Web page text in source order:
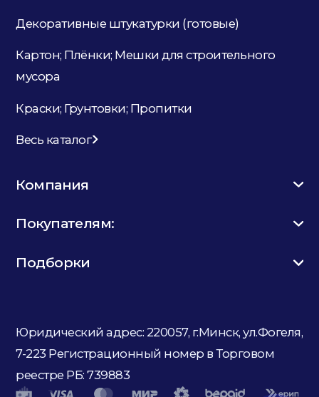
Декоративные штукатурки (готовые)
Картон; Плёнки; Мешки для строительного
мусора
Краски; Грунтовки; Пропитки
Весь каталог
Компания
Покупателям:
Подборки
Юридический адрес: 220057, г.Минск, ул.Фогеля,
7-223 Регистрационный номер в Торговом
реестре РБ: 739883